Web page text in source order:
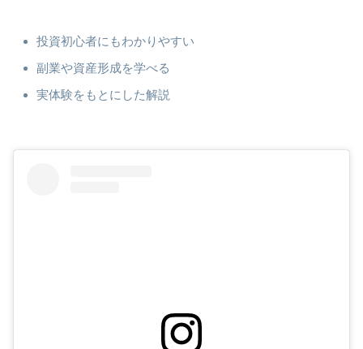
投資初心者にもわかりやすい
副業や資産形成を学べる
実体験をもとにした解説